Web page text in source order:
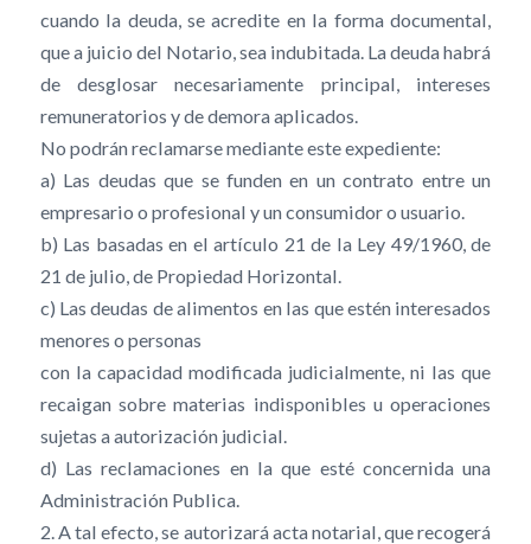
cuando la deuda, se acredite en la forma documental,
que a juicio del Notario, sea indubitada. La deuda habrá
de desglosar necesariamente principal, intereses
remuneratorios y de demora aplicados.
No podrán reclamarse mediante este expediente:
a) Las deudas que se funden en un contrato entre un
empresario o profesional y un consumidor o usuario.
b) Las basadas en el artículo 21 de la Ley 49/1960, de
21 de julio, de Propiedad Horizontal.
c) Las deudas de alimentos en las que estén interesados
menores o personas
con la capacidad modificada judicialmente, ni las que
recaigan sobre materias indisponibles u operaciones
sujetas a autorización judicial.
d) Las reclamaciones en la que esté concernida una
Administración Publica.
2. A tal efecto, se autorizará acta notarial, que recogerá